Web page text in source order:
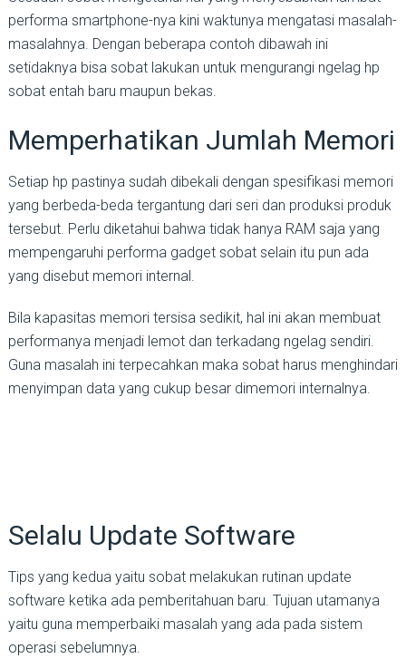
performa smartphone-nya kini waktunya mengatasi masalah-
masalahnya. Dengan beberapa contoh dibawah ini
setidaknya bisa sobat lakukan untuk mengurangi ngelag hp
sobat entah baru maupun bekas.
Memperhatikan Jumlah Memori
Setiap hp pastinya sudah dibekali dengan spesifikasi memori
yang berbeda-beda tergantung dari seri dan produksi produk
tersebut. Perlu diketahui bahwa tidak hanya RAM saja yang
mempengaruhi performa gadget sobat selain itu pun ada
yang disebut memori internal.
Bila kapasitas memori tersisa sedikit, hal ini akan membuat
performanya menjadi lemot dan terkadang ngelag sendiri.
Guna masalah ini terpecahkan maka sobat harus menghindari
menyimpan data yang cukup besar dimemori internalnya.
Selalu Update Software
Tips yang kedua yaitu sobat melakukan rutinan update
software ketika ada pemberitahuan baru. Tujuan utamanya
yaitu guna memperbaiki masalah yang ada pada sistem
operasi sebelumnya.